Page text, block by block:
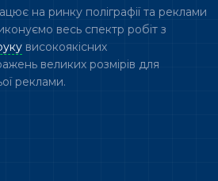
на ринку поліграфії та реклами
весь спектр робіт з
високоякісних
великих розмірів для
реклами.